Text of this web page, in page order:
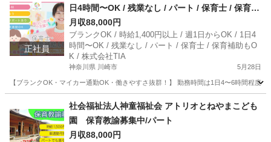
正社員
日4時間〜OK / 残業なし / パート / 保育士 / 保育補
助もOK / 株式会社TIA
月収88,000円
ブランクOK / 時給1,400円以上 / 週1日からOK / 1日4
時間〜OK / 残業なし / パート / 保育士 / 保育補助もO
K / 株式会社TIA
神奈川県 川崎市 5月28日
【ブランクOK・マイカー通勤OK・働きやすさ抜群！】 勤務時間は1日4〜6時間程度
保育士
社会福祉法人神童福祉会 アトリオとねやまこども
園 保育教諭募集中/パート
月収88,000円